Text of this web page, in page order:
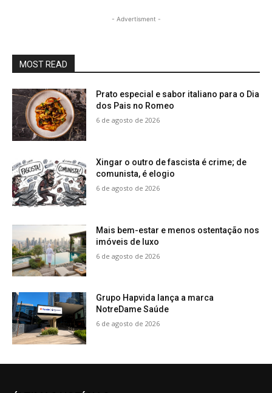
- Advertisment -
MOST READ
Prato especial e sabor italiano para o Dia
dos Pais no Romeo
6 de agosto de 2026
Xingar o outro de fascista é crime; de
comunista, é elogio
6 de agosto de 2026
Mais bem-estar e menos ostentação nos
imóveis de luxo
6 de agosto de 2026
Grupo Hapvida lança a marca
NotreDame Saúde
6 de agosto de 2026